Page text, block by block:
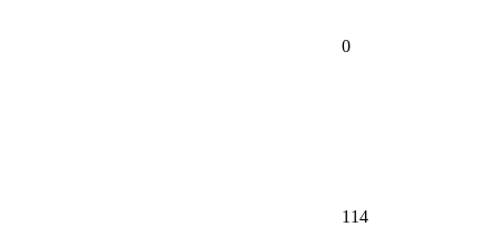
0
114